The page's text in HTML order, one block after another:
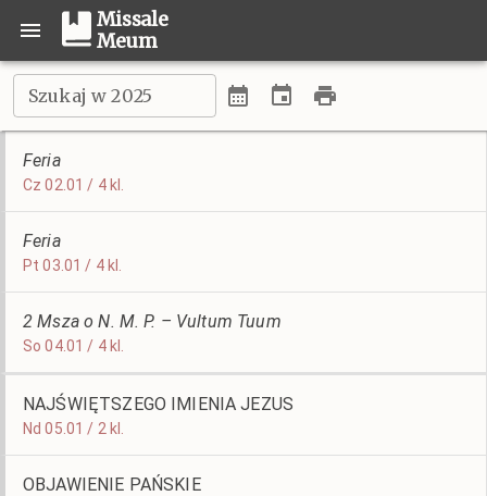
Missale
Meum
Szukaj w 2025
Feria
Cz 02.01 / 4 kl.
Feria
Pt 03.01 / 4 kl.
2 Msza o N. M. P. – Vultum Tuum
So 04.01 / 4 kl.
NAJŚWIĘTSZEGO IMIENIA JEZUS
Nd 05.01 / 2 kl.
OBJAWIENIE PAŃSKIE